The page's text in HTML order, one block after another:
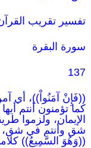
تفسير تقريب
سورة البقرة
137
((فَإِنْ آمَنُواْ))، أي
كما تؤمنون أنتم
الإيمان، ولزموا
شق وأنتم في شق،
((وَهُوَ السَّمِيعُ))